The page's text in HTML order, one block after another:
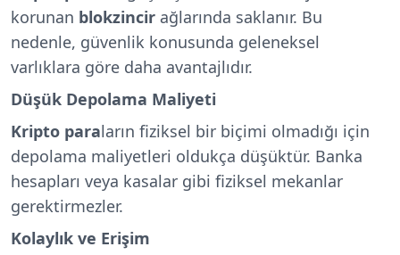
korunan blokzincir ağlarında saklanır. Bu
nedenle, güvenlik konusunda geleneksel
varlıklara göre daha avantajlıdır.
Düşük Depolama Maliyeti
Kripto paraların fiziksel bir biçimi olmadığı için
depolama maliyetleri oldukça düşüktür. Banka
hesapları veya kasalar gibi fiziksel mekanlar
gerektirmezler.
Kolaylık ve Erişim